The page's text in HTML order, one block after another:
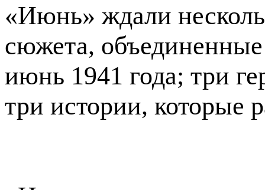
«Июнь» ждали
сюжета,
июнь 1941 года; три
три истории, которые